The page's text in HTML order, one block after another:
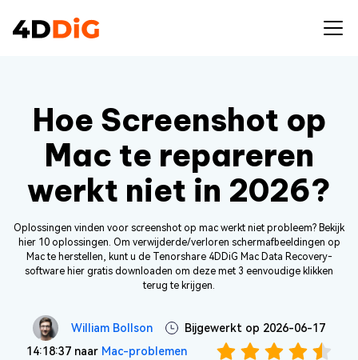
Hoe Screenshot op
Mac te repareren
werkt niet in 2026?
Oplossingen vinden voor screenshot op mac werkt niet probleem? Bekijk
hier 10 oplossingen. Om verwijderde/verloren schermafbeeldingen op
Mac te herstellen, kunt u de Tenorshare 4DDiG Mac Data Recovery-
software hier gratis downloaden om deze met 3 eenvoudige klikken
terug te krijgen.
William Bollson
Bijgewerkt op 2026-06-17
14:18:37 naar Mac-problemen